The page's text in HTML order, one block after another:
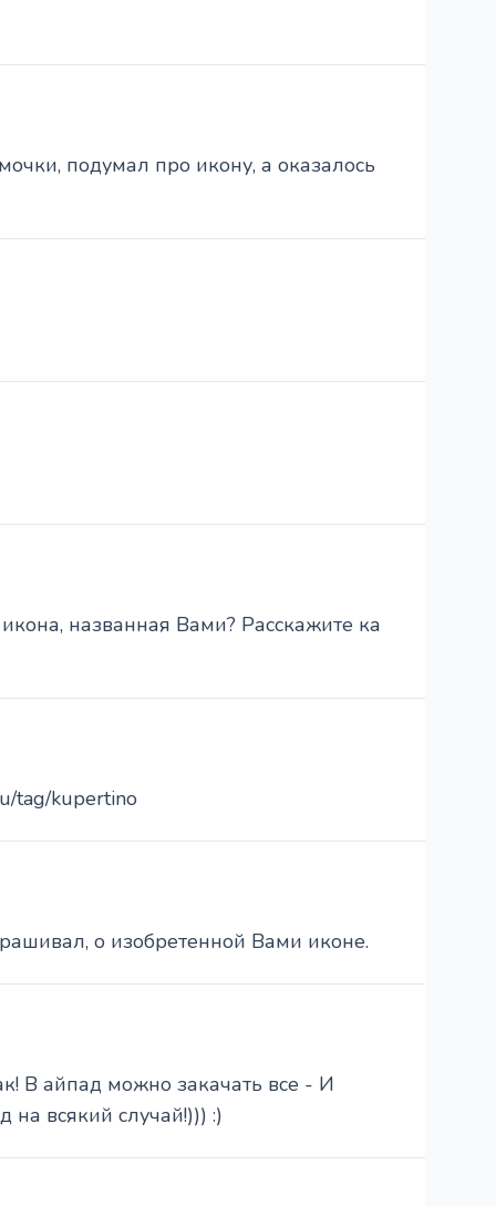
подумал про икону, а оказалось
названная Вами? Расскажите ка
tag/kupertino
о изобретенной Вами иконе.
В айпад можно закачать все - И
всякий случай!))) :)